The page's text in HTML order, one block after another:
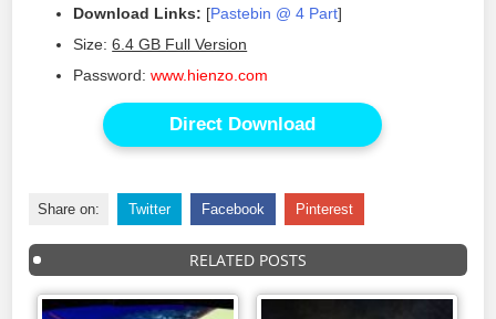
Download Links: [Pastebin @ 4 Part]
Size:6.4 GB Full Version
Password:www.hienzo.com
Direct Download
Share on: Twitter Facebook Pinterest
RELATED POSTS